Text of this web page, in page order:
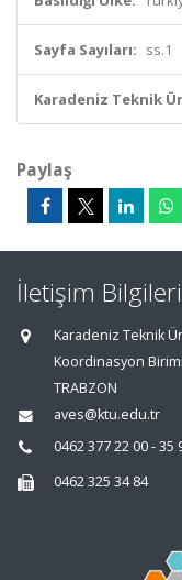
Sayfa Sayıları: ss.1
Karadeniz Teknik
Paylaş
İletişim Bilgileri
Karadeniz Teknik
Koordinasyon
TRABZON
aves@ktu.edu.tr
0462 377 22 00 - 35
0462 325 34 84